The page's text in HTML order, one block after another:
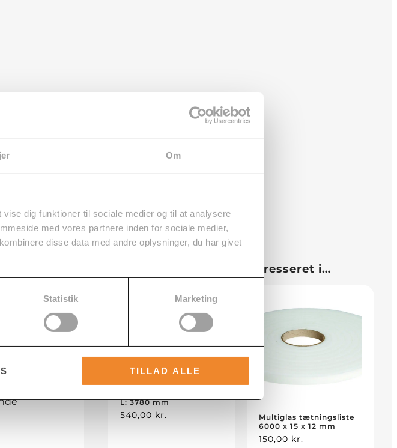
Om
dig funktioner til sociale medier og til at analysere
med vores partnere inden for sociale medier,
disse data med andre oplysninger, du har givet
Statistik Marketing
TILLAD ALLE
for
Du kunne også være interesseret i…
Multiglas
L: 3780 mm
540,00 kr.
Multiglas tætningsliste
6000 x 15 x 12 mm
150,00 kr.